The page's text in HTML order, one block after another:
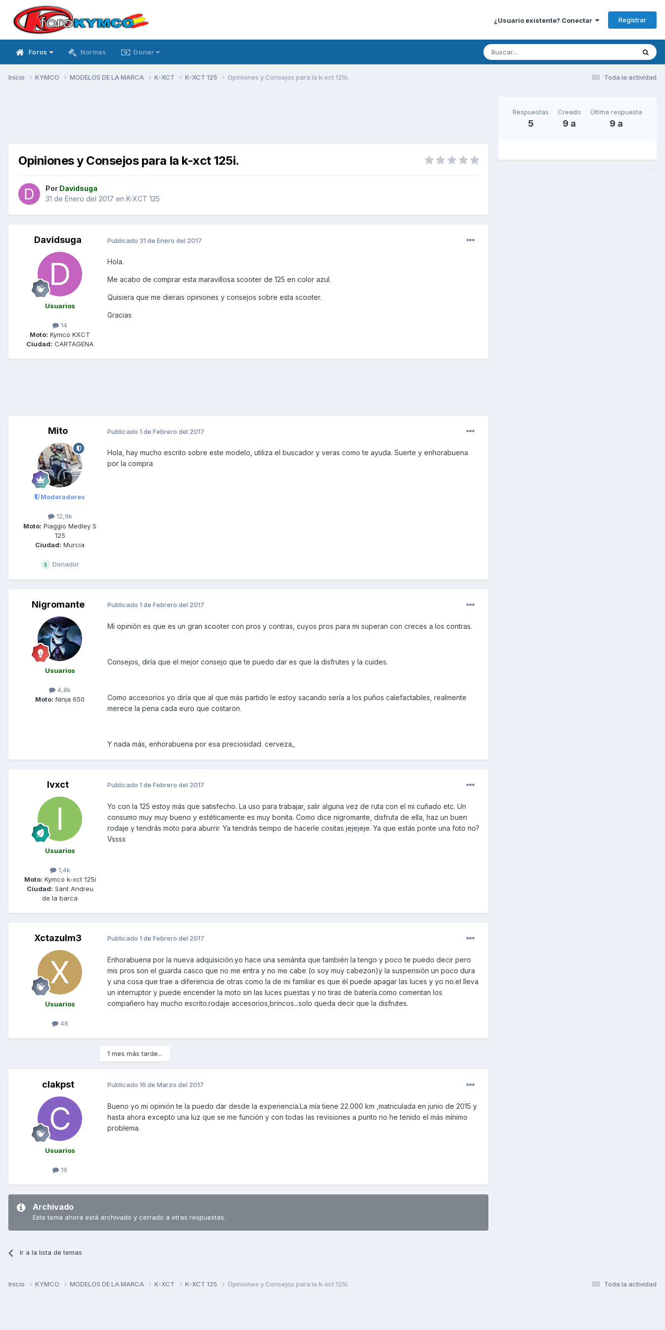
¿Usuario existente? Conectar Registrar
Foros Normas Donar
Toda la actividad
Inicio KYMCO MODELOS DE LA MARCA K-XCT K-XCT 125 Opiniones y Consejos para la k-xct 125i.
Opiniones y Consejos para la k-xct 125i.
Por Davidsuga
31 de Enero del 2017 en K-XCT 125
Davidsuga
Usuarios
14
Moto: Kymco KXCT
Ciudad: CARTAGENA
Publicado 31 de Enero del 2017
Hola.
Me acabo de comprar esta maravillosa scooter de 125 en color azul.
Quisiera que me dierais opiniones y consejos sobre esta scooter.
Gracias
Mito
Moderadores
12,9k
Moto: Piaggio Medley S
125
Ciudad: Murcia
Donador
Publicado 1 de Febrero del 2017
Hola, hay mucho escrito sobre este modelo, utiliza el buscador y veras como te ayuda. Suerte y enhorabuena
por la compra
Nigromante
Usuarios
4,8k
Moto: Ninja 650
Publicado 1 de Febrero del 2017
Mi opinión es que es un gran scooter con pros y contras, cuyos pros para mi superan con creces a los contras.
Consejos, diría que el mejor consejo que te puedo dar es que la disfrutes y la cuides.
Como accesorios yo diría que al que más partido le estoy sacando sería a los puños calefactables, realmente
merece la pena cada euro que costaron.
Y nada más, enhorabuena por esa preciosidad. cerveza_
Ivxct
Usuarios
1,4k
Moto: Kymco k-xct 125i
Ciudad: Sant Andreu
de la barca
Publicado 1 de Febrero del 2017
Yo con la 125 estoy más que satisfecho. La uso para trabajar, salir alguna vez de ruta con el mi cuñado etc. Un
consumo muy muy bueno y estéticamente es muy bonita. Como dice nigromante, disfruta de ella, haz un buen
rodaje y tendrás moto para aburrir. Ya tendrás tiempo de hacerle cositas jejejeje. Ya que estás ponte una foto no?
Vssss
Xctazulm3
Usuarios
48
Publicado 1 de Febrero del 2017
Enhorabuena por la nueva adquisición.yo hace una semánita que también la tengo y poco te puedo decir pero
mis pros son el guarda casco que no me entra y no me cabe (o soy muy cabezon)y la suspensión un poco dura
y una cosa que trae a diferencia de otras como la de mi familiar es que él puede apagar las luces y yo no.el lleva
un interruptor y puede encender la moto sin las luces puestas y no tiras de batería.como comentan los
compañero hay mucho escrito.rodaje accesorios,brincos...solo queda decir que la disfrutes.
1 mes más tarde...
clakpst
Usuarios
19
Publicado 16 de Marzo del 2017
Bueno yo mi opinión te la puedo dar desde la experiencia.La mía tiene 22.000 km ,matriculada en junio de 2015 y
hasta ahora excepto una luz que se me función y con todas las revisiones a punto no he tenido el más mínimo
problema.
Archivado
Este tema ahora está archivado y cerrado a otras respuestas.
Ir a la lista de temas
Respuestas
5
Creado
9 a
Última respuesta
9 a
Toda la actividad
Inicio KYMCO MODELOS DE LA MARCA K-XCT K-XCT 125 Opiniones y Consejos para la k-xct 125i.